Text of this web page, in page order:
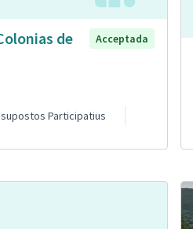
de
Acceptada
Participatius